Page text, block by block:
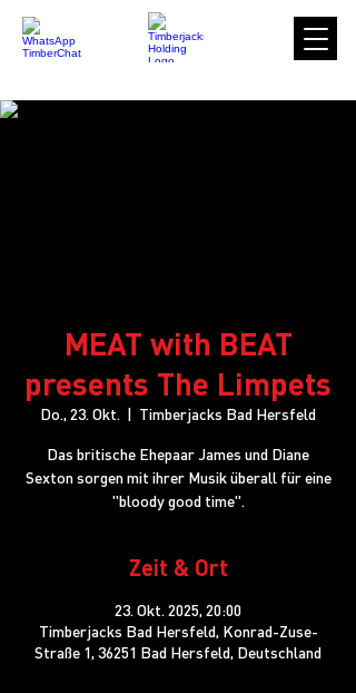
MEAT with BEAT
presents The Limpets
Do., 23. Okt.
  |
Timberjacks Bad Hersfeld
Das britische Ehepaar James und Diane
Sexton sorgen mit ihrer Musik überall für eine
"bloody good time".
Zeit & Ort
23. Okt. 2025, 20:00
Timberjacks Bad Hersfeld, Konrad-Zuse-
Straße 1, 36251 Bad Hersfeld, Deutschland